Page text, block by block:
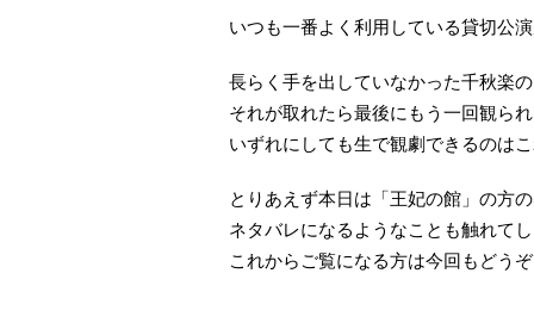
いつも一番よく利用している貸切公
長らく手を出していなかった千秋楽
それが取れたら最後にもう一回観ら
いずれにしても生で観劇できるのは
とりあえず本日は「王妃の館」の方
ネタバレになるようなことも触れて
これからご覧になる方は今回もどう